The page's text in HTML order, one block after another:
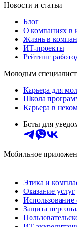
Новости и статьи
Блог
О компаниях в
Жизнь в
ИТ-проекты
Рейтинг
Молодым
Карьера для
Школа
Карьера в
Боты для
Мобильное
Этика и
Оказание услуг
Использование
Защита